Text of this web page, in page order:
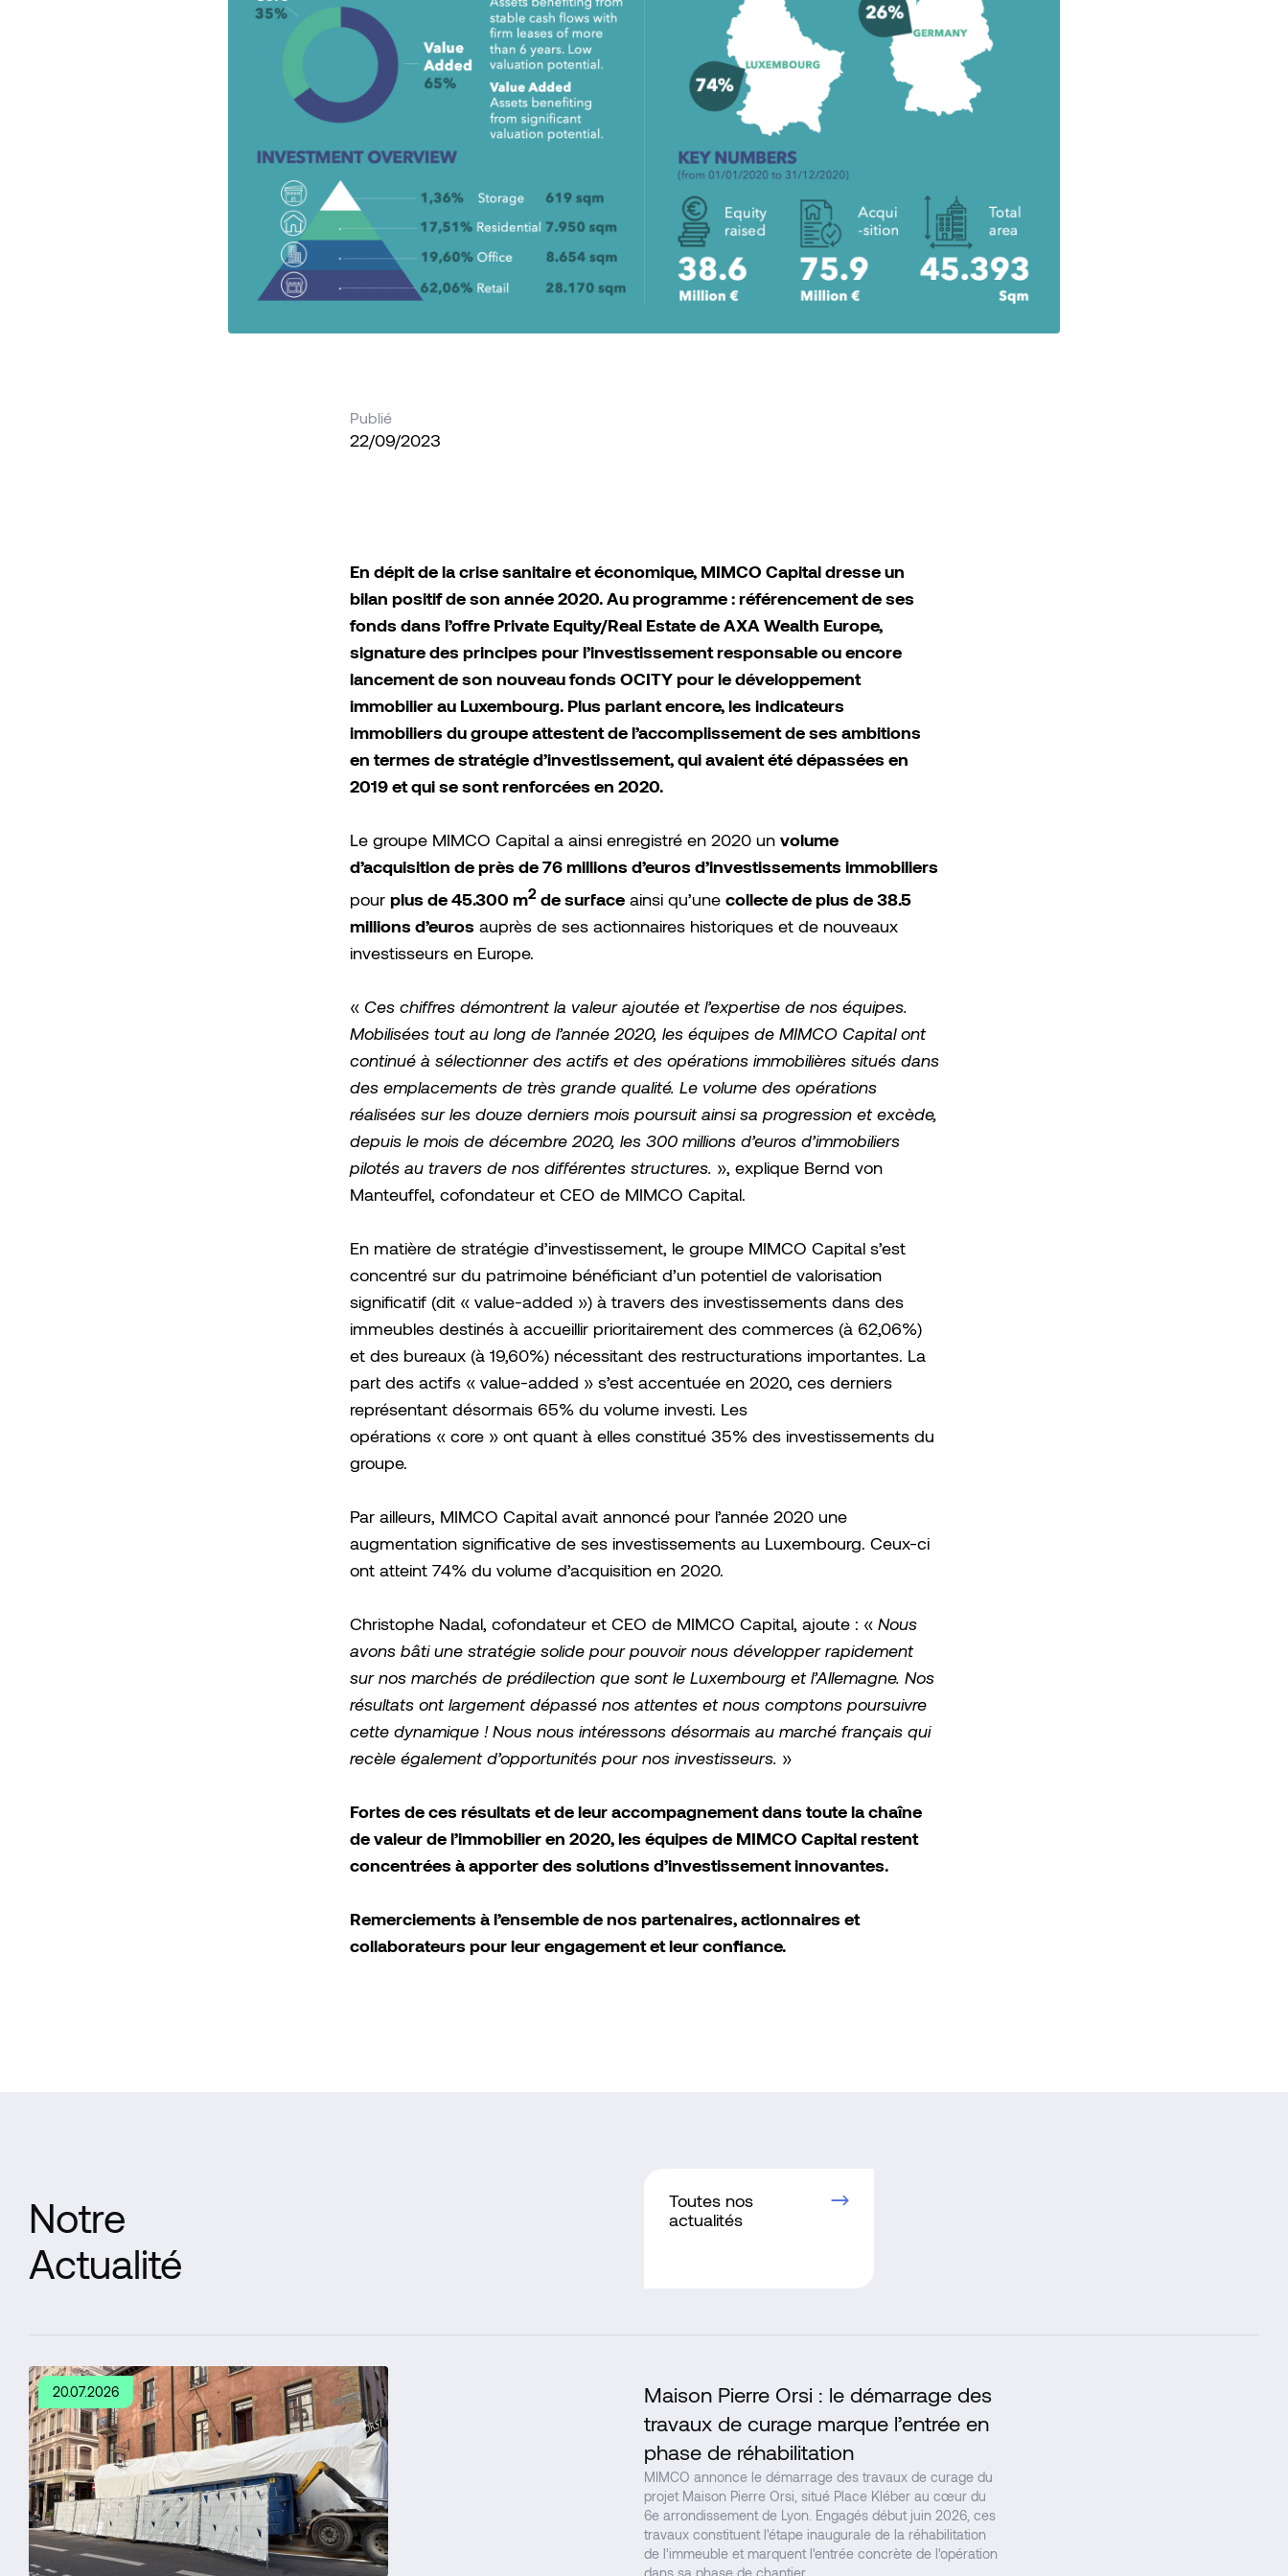
Publié
22/09/2023
En dépit de la crise sanitaire et économique, MIMCO Capital dresse un
bilan positif de son année 2020. Au programme : référencement de ses
fonds dans l’offre Private Equity/Real Estate de AXA Wealth Europe,
signature des principes pour l’investissement responsable ou encore
lancement de son nouveau fonds OCITY pour le développement
immobilier au Luxembourg. Plus parlant encore, les indicateurs
immobiliers du groupe attestent de l’accomplissement de ses ambitions
en termes de stratégie d’investissement, qui avaient été dépassées en
2019 et qui se sont renforcées en 2020.
Le groupe MIMCO Capital a ainsi enregistré en 2020 un volume
d’acquisition de près de 76 millions d’euros d’investissements immobiliers
pour plus de 45.300 m2de surfaceainsi qu’une collecte de plus de 38.5
millions d’euros auprès de ses actionnaires historiques et de nouveaux
investisseurs en Europe.
« Ces chiffres démontrent la valeur ajoutée et l’expertise de nos équipes.
Mobilisées tout au long de l’année 2020, les équipes de MIMCO Capital ont
continué à sélectionner des actifs et des opérations immobilières situés dans
des emplacements de très grande qualité. Le volume des opérations
réalisées sur les douze derniers mois poursuit ainsi sa progression et excède,
depuis le mois de décembre 2020, les 300 millions d’euros d’immobiliers
pilotés au travers de nos différentes structures. », explique Bernd von
Manteuffel, cofondateur et CEO de MIMCO Capital.
En matière de stratégie d’investissement, le groupe MIMCO Capital s’est
concentré sur du patrimoine bénéficiant d’un potentiel de valorisation
significatif (dit « value-added ») à travers des investissements dans des
immeubles destinés à accueillir prioritairement des commerces (à 62,06%)
et des bureaux (à 19,60%) nécessitant des restructurations importantes. La
part des actifs « value-added » s’est accentuée en 2020, ces derniers
représentant désormais 65% du volume investi. Les
opérations « core » ont quant à elles constitué 35% des investissements du
groupe.
Par ailleurs, MIMCO Capital avait annoncé pour l’année 2020 une
augmentation significative de ses investissements au Luxembourg. Ceux-ci
ont atteint 74% du volume d’acquisition en 2020.
Christophe Nadal, cofondateur et CEO de MIMCO Capital, ajoute : « Nous
avons bâti une stratégie solide pour pouvoir nous développer rapidement
sur nos marchés de prédilection que sont le Luxembourg et l’Allemagne. Nos
résultats ont largement dépassé nos attentes et nous comptons poursuivre
cette dynamique ! Nous nous intéressons désormais au marché français qui
recèle également d’opportunités pour nos investisseurs. »
Fortes de ces résultats et de leur accompagnement dans toute la chaîne
de valeur de l’immobilier en 2020, les équipes de MIMCO Capital restent
concentrées à apporter des solutions d’investissement innovantes.
Remerciements à l’ensemble de nos partenaires, actionnaires et
collaborateurs pour leur engagement et leur confiance.
Notre
Actualité
Toutes nos
actualités
20.07.2026
Maison Pierre Orsi : le démarrage des
travaux de curage marque l’entrée en
phase de réhabilitation
MIMCO annonce le démarrage des travaux de curage du
projet Maison Pierre Orsi, situé Place Kléber au cœur du
6e arrondissement de Lyon. Engagés début juin 2026, ces
travaux constituent l'étape inaugurale de la réhabilitation
de l'immeuble et marquent l'entrée concrète de l'opération